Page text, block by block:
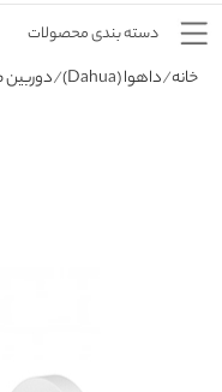
دسته بندی محصولات
خانه داهوا (Dahua) دوربین